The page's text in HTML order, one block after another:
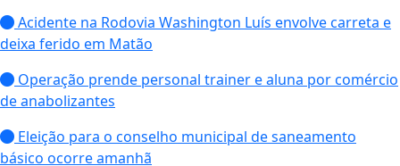
Acidente na Rodovia Washington Luís envolve carreta e
deixa ferido em Matão
Operação prende personal trainer e aluna por comércio
de anabolizantes
Eleição para o conselho municipal de saneamento
básico ocorre amanhã